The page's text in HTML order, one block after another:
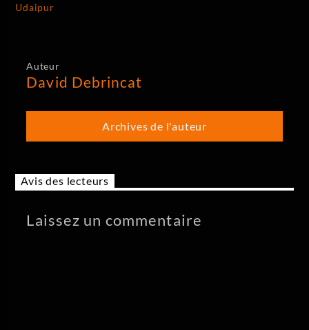
Udaipur
Auteur
David Debrincat
Archives de l'auteur
Avis des lecteurs
Laissez un commentaire